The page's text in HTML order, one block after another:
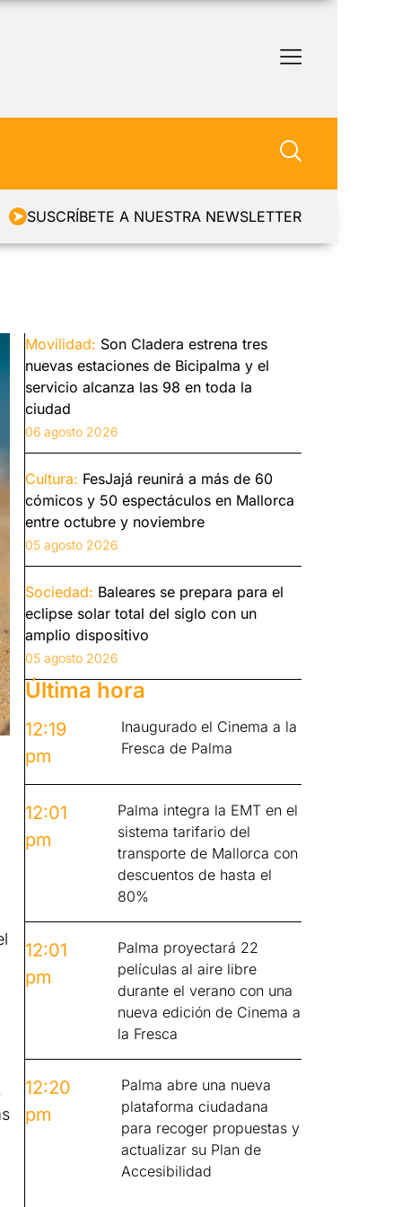
SUSCRÍBETE A NUESTRA NEWSLETTER
Movilidad: Son Cladera estrena tres
nuevas estaciones de Bicipalma y el
servicio alcanza las 98 en toda la
ciudad
06 agosto 2026
Cultura: FesJajá reunirá a más de 60
cómicos y 50 espectáculos en Mallorca
entre octubre y noviembre
05 agosto 2026
Sociedad: Baleares se prepara para el
eclipse solar total del siglo con un
amplio dispositivo
05 agosto 2026
Última hora
12:19
pm
Inaugurado el Cinema a la
Fresca de Palma
12:01
pm
Palma integra la EMT en el
sistema tarifario del
transporte de Mallorca con
descuentos de hasta el
80%
12:01
pm
Palma proyectará 22
películas al aire libre
durante el verano con una
nueva edición de Cinema a
la Fresca
12:20
pm
Palma abre una nueva
plataforma ciudadana
para recoger propuestas y
actualizar su Plan de
Accesibilidad